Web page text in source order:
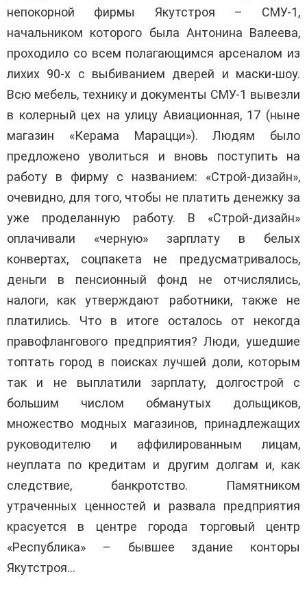
непокорной фирмы Якутстроя – СМУ-1,
начальником которого была Антонина Валеева,
проходило со всем полагающимся арсеналом из
лихих 90-х с выбиванием дверей и маски-шоу.
Всю мебель, технику и документы СМУ-1 вывезли
в колерный цех на улицу Авиационная, 17 (ныне
магазин «Керама Марацци»). Людям было
предложено уволиться и вновь поступить на
работу в фирму с названием: «Строй-дизайн»,
очевидно, для того, чтобы не платить денежку за
уже проделанную работу. В «Строй-дизайн»
оплачивали «черную» зарплату в белых
конвертах, соцпакета не предусматривалось,
деньги в пенсионный фонд не отчислялись,
налоги, как утверждают работники, также не
платились. Что в итоге осталось от некогда
правофлангового предприятия? Люди, ушедшие
топтать город в поисках лучшей доли, которым
так и не выплатили зарплату, долгострой с
большим числом обманутых дольщиков,
множество модных магазинов, принадлежащих
руководителю и аффилированным лицам,
неуплата по кредитам и другим долгам и, как
следствие, банкротство. Памятником
утраченных ценностей и развала предприятия
красуется в центре города торговый центр
«Республика» – бывшее здание конторы
Якутстроя…